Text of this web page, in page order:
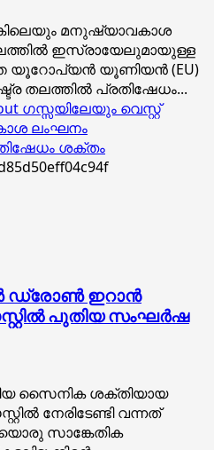
മനുഷ്യാവകാശ
ഇസ്രായേലുമായുള്ള
യൂറോപ്യന്‍ യൂണിയന്‍ (EU)
തലത്തില്‍ പ്രതിഷേധം...
ഗസ്സയിലേയും വെസ്റ്റ്
ലംഘനം
ശക്തം
ഡ്രോൺ ഇറാൻ
പുതിയ സംഘർഷ
സൈനിക ശക്തിയായ
നേരിടേണ്ടി വന്നത്
സാങ്കേതിക